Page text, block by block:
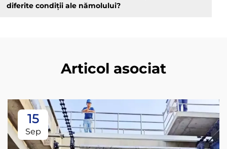
diferite condiții ale nămolului?
Articol asociat
15
Sep